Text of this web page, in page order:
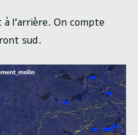
l’arrière. On compte
sud.